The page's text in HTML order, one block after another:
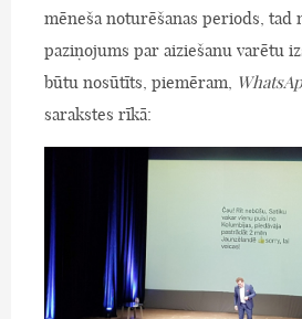
mēneša noturēšanas periods, tad
paziņojums par aiziešanu varētu
būtu nosūtīts, piemēram,
sarakstes rīkā: